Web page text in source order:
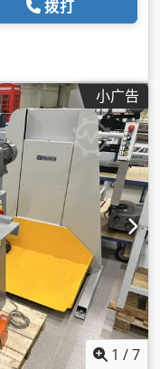
拨打
小广告
1 /7